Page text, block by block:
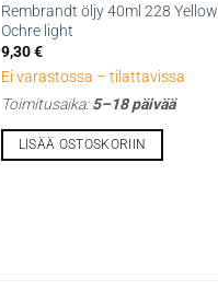
Rembrandt öljy 40ml 228 Yellow
Ochre light
9,30€
Ei varastossa – tilattavissa
Toimitusaika:5–18 päivää
LISÄÄ OSTOSKORIIN